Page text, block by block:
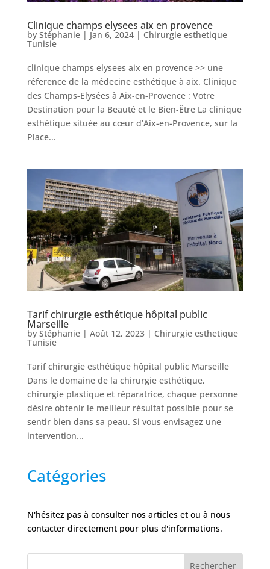
Nos
Tarifs
Nos
chirurgies
chirurgiens
FAQ
Services
Nos
Nos
articles
Avant
/
Après
Devis
Gratuit
Clinique champs elysees aix en provence
by Stéphanie| Jan 6, 2024| Chirurgie esthetique
Tunisie
clinique champs elysees aix en provence >> une
réference de la médecine esthétique à aix. Clinique
des Champs-Elysées à Aix-en-Provence : Votre
Destination pour la Beauté et le Bien-Être La clinique
esthétique située au cœur d’Aix-en-Provence, sur la
Place...
Tarif chirurgie esthétique hôpital public
Marseille
by Stéphanie| Août 12, 2023| Chirurgie esthetique
Tunisie
Tarif chirurgie esthétique hôpital public Marseille
Dans le domaine de la chirurgie esthétique,
chirurgie plastique et réparatrice, chaque personne
désire obtenir le meilleur résultat possible pour se
sentir bien dans sa peau. Si vous envisagez une
intervention...
Catégories
N'hésitez pas à consulter nos articles et ou à nous
contacter directement pour plus d'informations.
Rechercher